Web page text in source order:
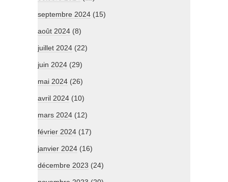
septembre 2024 (15)
août 2024 (8)
juillet 2024 (22)
juin 2024 (29)
mai 2024 (26)
avril 2024 (10)
mars 2024 (12)
février 2024 (17)
janvier 2024 (16)
décembre 2023 (24)